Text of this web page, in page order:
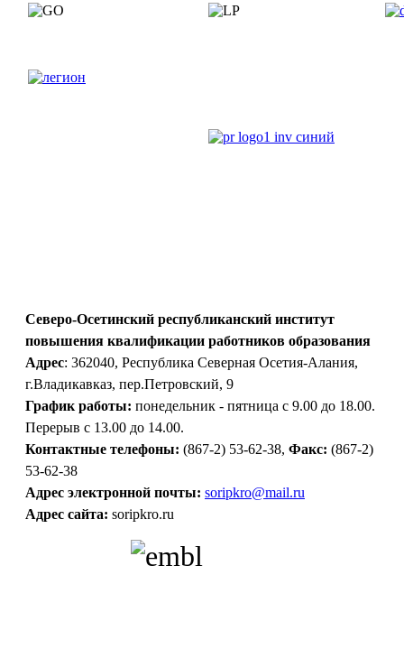
Северо-Осетинский республиканский институт
повышения квалификации работников образования
Адрес: 362040, Республика Северная Осетия-Алания,
г.Владикавказ, пер.Петровский, 9
График работы: понедельник - пятница с 9.00 до 18.00.
Перерыв с 13.00 до 14.00.
Контактные телефоны: (867-2) 53-62-38, Факс: (867-2)
53-62-38
Адрес электронной почты: soripkro@mail.ru
Адрес сайта: soripkro.ru